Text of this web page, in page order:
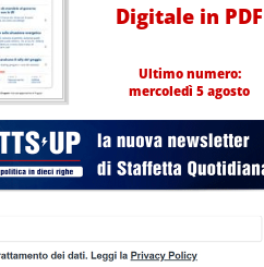
Digitale in PDF
Ultimo numero:
mercoledì 5 agosto